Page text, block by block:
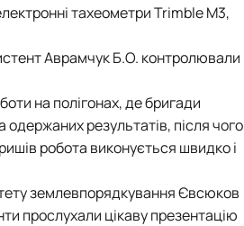
тахеометри Trimble M3,
Аврамчук Б.О. контролювали
на полігонах, де бригади
результатів, після чого
робота виконується швидко і
землевпорядкування Євсюков
прослухали цікаву презентацію